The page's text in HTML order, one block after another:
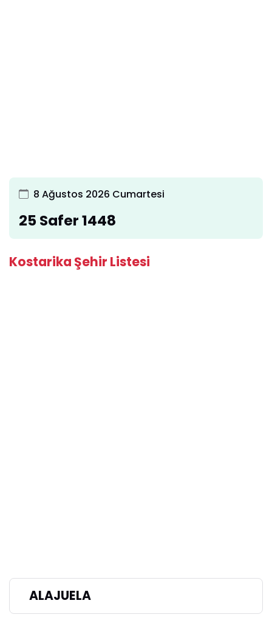
8 Ağustos 2026 Cumartesi
25 Safer 1448
Kostarika Şehir Listesi
ALAJUELA